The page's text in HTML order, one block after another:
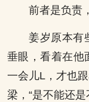
前者是负责
姜岁原本有
垂眼，看着在他
一会儿L，才也
梁，“是不能还是